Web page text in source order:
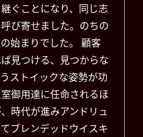
ぐことになり、同じ志
び寄せました。のちの
始まりでした。 顧客
見つける、見つからな
ストイックな姿勢が功
御用達に任命されるほ
時代が進みアンドリュ
ブレンデッドウイスキ